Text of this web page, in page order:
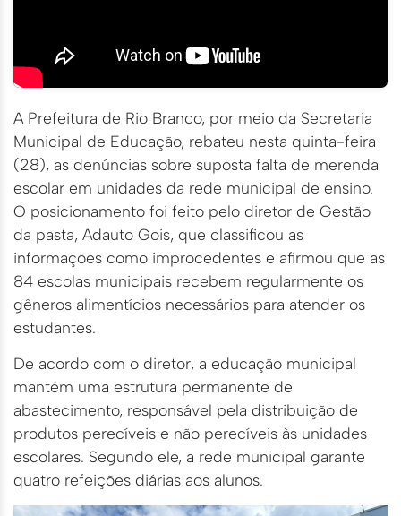
A Prefeitura de Rio Branco, por meio da Secretaria
Municipal de Educação, rebateu nesta quinta-feira
(28), as denúncias sobre suposta falta de merenda
escolar em unidades da rede municipal de ensino.
O posicionamento foi feito pelo diretor de Gestão
da pasta, Adauto Gois, que classificou as
informações como improcedentes e afirmou que as
84 escolas municipais recebem regularmente os
gêneros alimentícios necessários para atender os
estudantes.
De acordo com o diretor, a educação municipal
mantém uma estrutura permanente de
abastecimento, responsável pela distribuição de
produtos perecíveis e não perecíveis às unidades
escolares. Segundo ele, a rede municipal garante
quatro refeições diárias aos alunos.